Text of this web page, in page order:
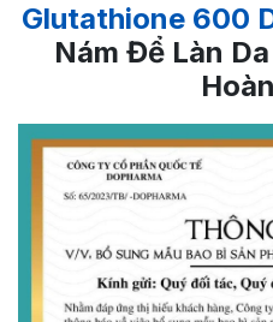
Glutathione 600
Nám Để Làn